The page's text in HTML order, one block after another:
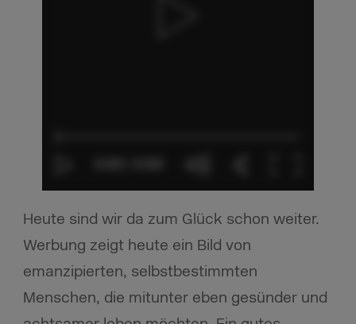
Heute sind wir da zum Glück schon weiter.
Werbung zeigt heute ein Bild von
emanzipierten, selbstbestimmten
Menschen, die mitunter eben gesünder und